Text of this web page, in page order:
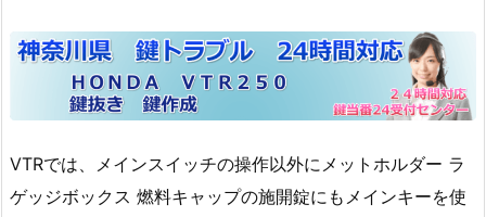
R
メ
イ
VTRでは、メインスイッチの操作以外にメットホルダー ラ
ゲッジボックス 燃料キャップの施開錠にもメインキーを使